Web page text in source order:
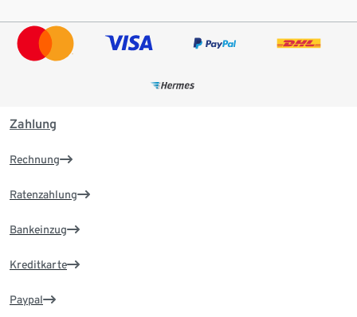
Zahlung
Rechnung
Ratenzahlung
Bankeinzug
Kreditkarte
Paypal